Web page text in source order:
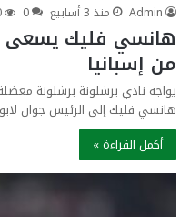
Admin
منذ 3 أسابيع 0
من إسبانيا
يواجه نادي برشلونة برشلونة
هانسي فليك إلى الرئيس جوان
أكمل القراءة »